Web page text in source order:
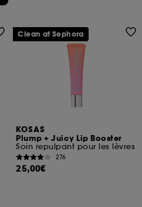
KOSAS
Plump + Juicy Lip Booster
Soin repulpant pour les lèvres
276
25,00€
Clean at Sephora